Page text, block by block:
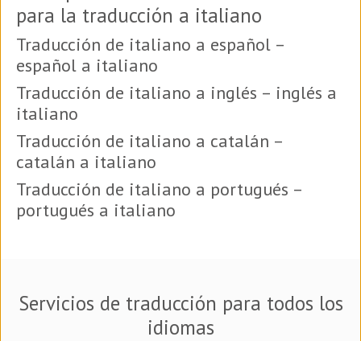
para la traducción a italiano
Traducción de italiano a español –
español a italiano
Traducción de italiano a inglés – inglés a
italiano
Traducción de italiano a catalán –
catalán a italiano
Traducción de italiano a portugués –
portugués a italiano
Servicios de traducción para todos los
idiomas